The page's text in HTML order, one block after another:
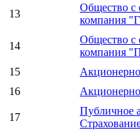
13
Общество с
компания
14
Общество с
компания
15
16
17
Публичное